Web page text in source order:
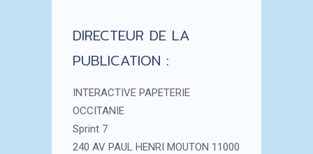
DIRECTEUR DE LA
PUBLICATION :
INTERACTIVE PAPETERIE
OCCITANIE
Sprint 7
240 AV PAUL HENRI MOUTON 11000